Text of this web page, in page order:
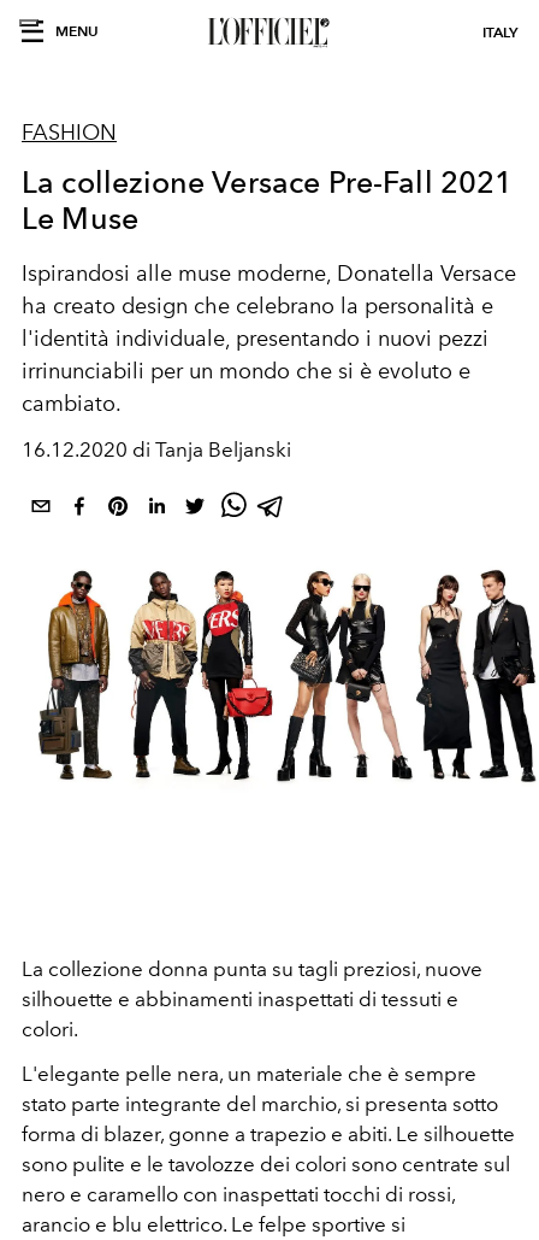
MENU ITALY
FASHION
La collezione Versace Pre-Fall 2021
Le Muse
Ispirandosi alle muse moderne, Donatella Versace
ha creato design che celebrano la personalità e
l'identità individuale, presentando i nuovi pezzi
irrinunciabili per un mondo che si è evoluto e
cambiato.
16.12.2020 di Tanja Beljanski
La collezione donna punta su tagli preziosi, nuove
silhouette e abbinamenti inaspettati di tessuti e
colori.
L'elegante pelle nera, un materiale che è sempre
stato parte integrante del marchio, si presenta sotto
forma di blazer, gonne a trapezio e abiti. Le silhouette
sono pulite e le tavolozze dei colori sono centrate sul
nero e caramello con inaspettati tocchi di rossi,
arancio e blu elettrico. Le felpe sportive si